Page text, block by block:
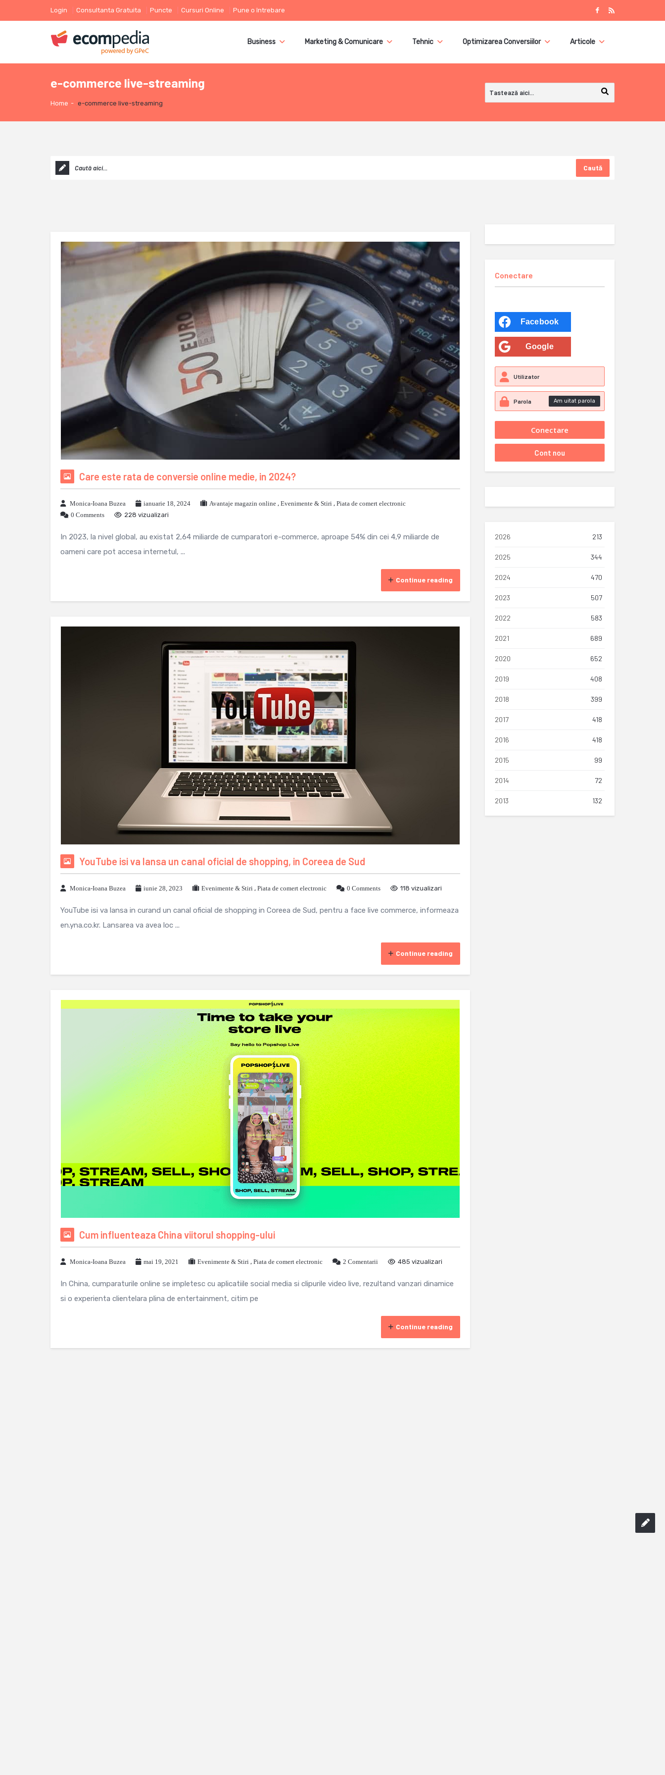
Login Consultanta Gratuita Puncte Cursuri Online Pune o întrebare
Business Marketing & Comunicare Tehnic Optimizarea Conversiilor Articole
e-commerce live-streaming
Home - e-commerce live-streaming
Caută
Care este rata de conversie online medie, in 2024?
Monica-Ioana Buzea ianuarie 18, 2024 Avantaje magazin online , Evenimente & Stiri , Piata de comert electronic
0 Comments
228 vizualizari
In 2023, la nivel global, au existat 2,64 miliarde de cumparatori e-commerce, aproape 54% din cei 4,9 miliarde de
oameni care pot accesa internetul, ...
Continue reading
YouTube isi va lansa un canal oficial de shopping, in Coreea de Sud
Monica-Ioana Buzea iunie 28, 2023 Evenimente & Stiri , Piata de comert electronic 0 Comments 118 vizualizari
YouTube isi va lansa in curand un canal oficial de shopping in Coreea de Sud, pentru a face live commerce, informeaza
en.yna.co.kr. Lansarea va avea loc ...
Continue reading
Cum influenteaza China viitorul shopping-ului
Monica-Ioana Buzea mai 19, 2021 Evenimente & Stiri , Piata de comert electronic 2 Comentarii 485 vizualizari
In China, cumparaturile online se impletesc cu aplicatiile social media si clipurile video live, rezultand vanzari dinamice
si o experienta clientelara plina de entertainment, citim pe
Continue reading
Conectare
Facebook
Google
Am uitat parola
2026 213
2025 344
2024 470
2023 507
2022 583
2021 689
2020 652
2019 408
2018 399
2017 418
2016 418
2015 99
2014 72
2013 132